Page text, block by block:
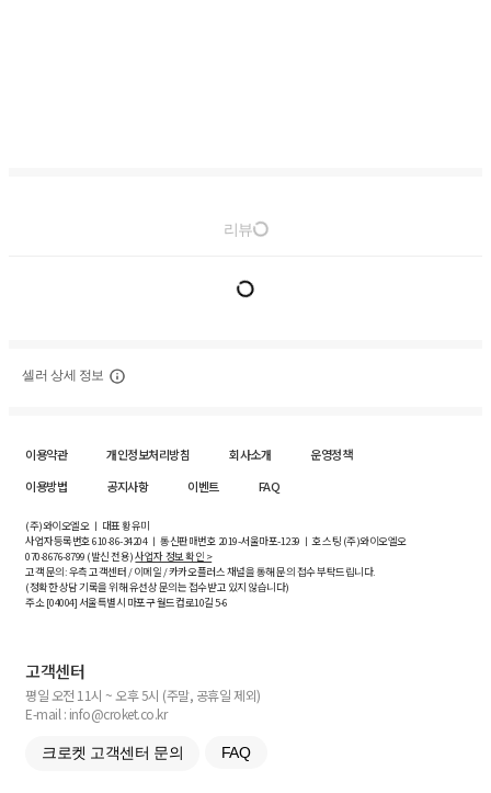
리뷰
셀러 상세 정보
이용약관 개인정보처리방침 회사소개
운영정책
이용방법
공지사항 이벤트 FAQ
(주)와이오엘오 ㅣ 대표 황유미
사업자등록번호610-86-34204ㅣ 통신판매번호 2019-서울마포-1239 ㅣ 호스팅 (주)와이오엘오
070-8676-8799 (발신 전용)사업자 정보 확인 >
고객 문의: 우측 고객센터 / 이메일 / 카카오플러스 채널을 통해 문의 접수 부탁드립니다.
(정확한 상담 기록을 위해 유선상 문의는 접수받고 있지 않습니다)
주소 [04004] 서울특별시 마포구 월드컵로10길5-6
고객센터
평일 오전 11시 ~ 오후 5시 (주말, 공휴일 제외)
E-mail : info@croket.co.kr
크로켓 고객센터 문의 FAQ